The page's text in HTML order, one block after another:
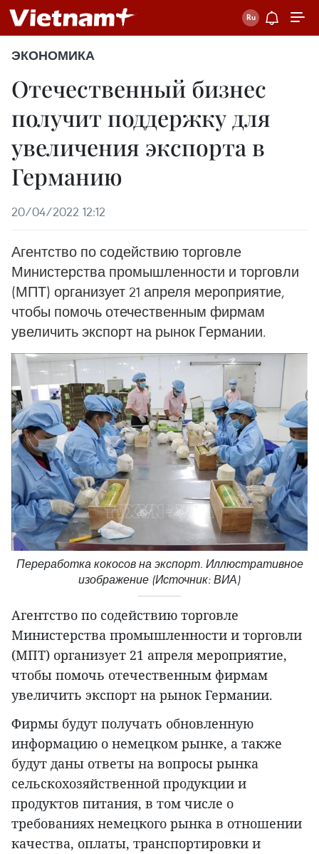
ЭКОНОМИКА
Отечественный бизнес
получит поддержку для
увеличения экспорта в
Германию
20/04/2022 12:12
Агентство по содействию торговле
Министерства промышленности и торговли
(МПТ) организует 21 апреля мероприятие,
чтобы помочь отечественным фирмам
увеличить экспорт на рынок Германии.
Переработка кокосов на экспорт. Иллюстративное
изображение (Источник: ВИА)
Агентство по содействию торговле
Министерства промышленности и торговли
(МПТ) организует 21 апреля мероприятие,
чтобы помочь отечественным фирмам
увеличить экспорт на рынок Германии.
Фирмы будут получать обновленную
информацию о немецком рынке, а также
будут даны ответы на вопросы рынка
сельскохозяйственной продукции и
продуктов питания, в том числе о
требованиях немецкого рынка в отношении
качества, оплаты, транспортировки и